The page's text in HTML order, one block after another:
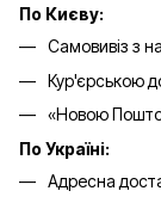
По Києву:
Самовивіз з
Кур'єрською
«Новою
По Україні:
Адресна